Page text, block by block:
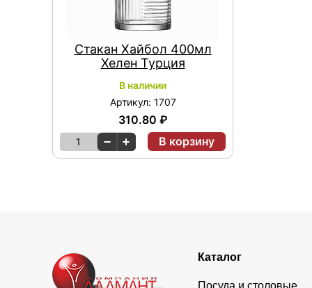
Стакан Хайбол 400мл
Хелен Турция
В наличии
Артикул: 1707
310.80 ₽
1 В корзину
Каталог
Посуда и столовые